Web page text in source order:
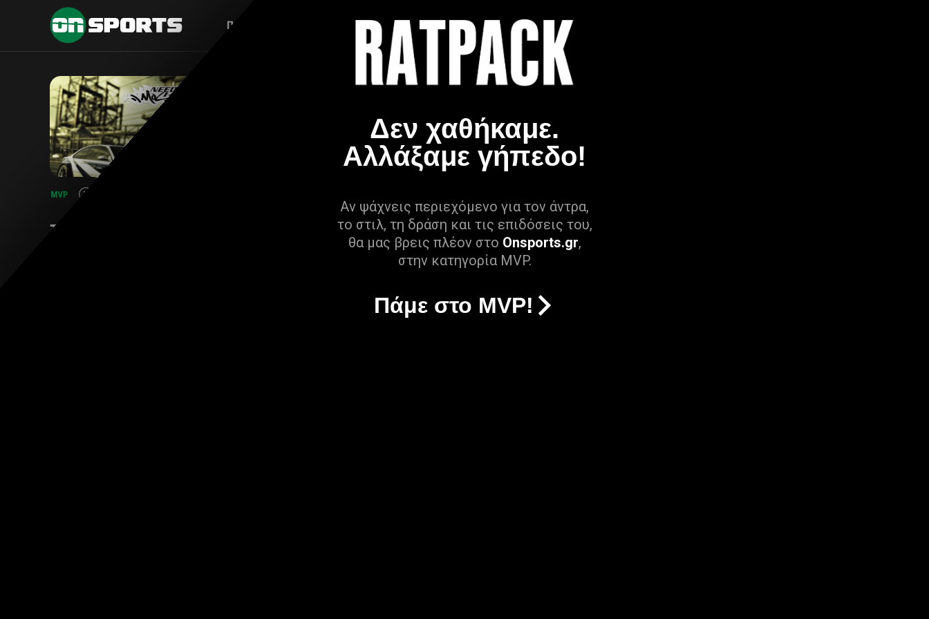
Δεν χαθήκαμε.
Αλλάξαμε γήπεδο!
Αν ψάχνεις περιεχόμενο για τον άντρα,
το στιλ, τη δράση και τις επιδόσεις του,
θα μας βρεις πλέον στο Onsports.gr,
στην κατηγορία MVP.
Πάμε στο MVP!